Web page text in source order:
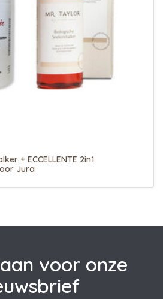
+ ECCELLENTE 2in1
Jura
voor onze